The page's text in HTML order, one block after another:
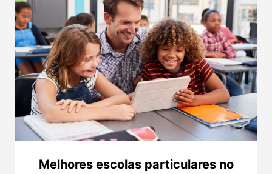
Melhores escolas particulares no